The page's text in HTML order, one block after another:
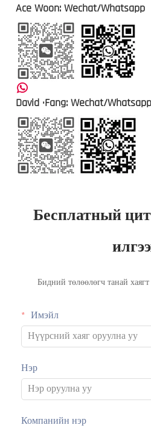
Ace Woon: Wechat/Whatsapp
David ·Fang: Wechat/Whatsapp
Бесплатный
Бидний төлөөлөгч танай
Имэйл
Нэр
Компанийн нэр